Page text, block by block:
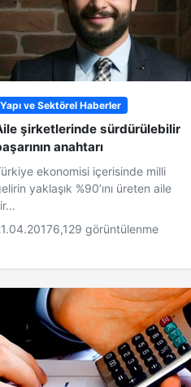
Yapı ve Sektörel Haberler
şirketlerinde sürdürülebilir
anahtarı
ekonomisi içerisinde milli
yaklaşık %90’ını üreten aile
6,129 görüntülenme